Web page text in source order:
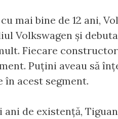
mai bine de 12 ani,
Volkswagen și
Fiecare
Puțini aveau să
în acest segment.
de existență,